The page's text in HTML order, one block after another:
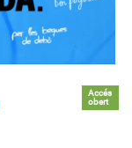
Accés
obert